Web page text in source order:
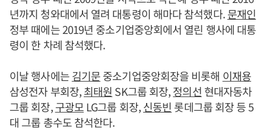
년까지 청와대에서 열려 대통령이 해마다 참석했다.문재인
정부 때에는 2019년 중소기업중앙회에서 열린 행사에 대통
령이 한 차례 참석했다.
이날 행사에는김기문중소기업중앙회장을 비롯해 이재용
삼성전자 부회장,최태원 SK그룹 회장,정의선 현대자동차
그룹 회장,구광모LG그룹 회장,신동빈롯데그룹 회장 등 5
대 그룹 총수도 참석한다.